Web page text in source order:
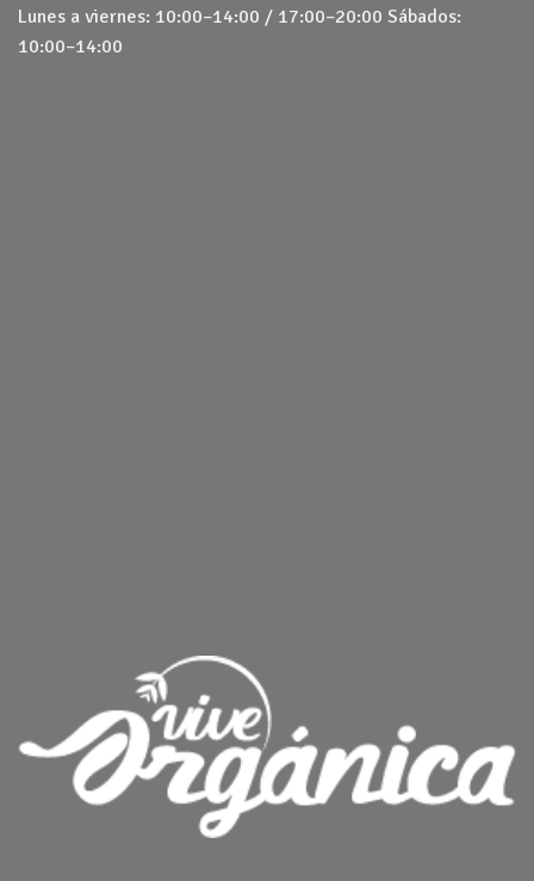
Lunes a viernes: 10:00–14:00 / 17:00–20:00 Sábados:
10:00–14:00